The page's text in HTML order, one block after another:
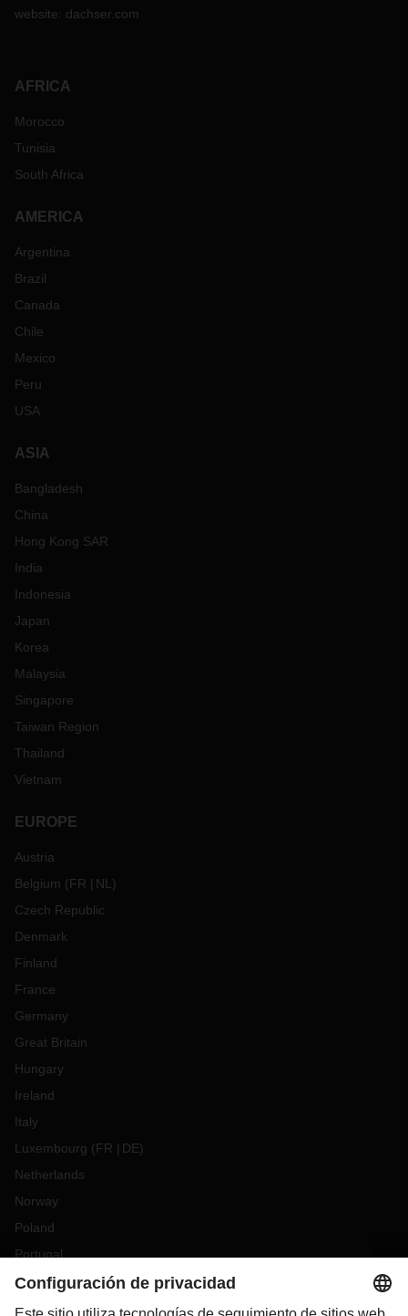
website: dachser.com
AFRICA
Morocco
Tunisia
South Africa
AMERICA
Argentina
Brazil
Canada
Chile
Mexico
Peru
USA
ASIA
Bangladesh
China
Hong Kong SAR
India
Indonesia
Japan
Korea
Malaysia
Singapore
Taiwan Region
Thailand
Vietnam
EUROPE
Austria
Belgium (FR NL )
Czech Republic
Denmark
Finland
France
Germany
Great Britain
Hungary
Ireland
Italy
Luxembourg (FR DE)
Netherlands
Norway
Poland
Portugal
Romania
Slovakia